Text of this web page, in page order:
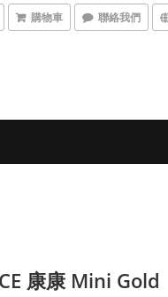
購物車 聯絡我們
康康 Mini Gold